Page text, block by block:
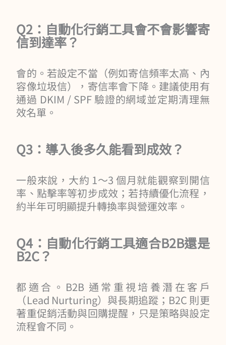
Q2：自動化行銷工具會不會影響寄
信到達率？
會的。若設定不當（例如寄信頻率太高、內
容像垃圾信），寄信率會下降。建議使用有
通過 DKIM / SPF 驗證的網域並定期清理無
效名單。
Q3：導入後多久能看到成效？
一般來說，大約 1～3 個月就能觀察到開信
率、點擊率等初步成效；若持續優化流程，
約半年可明顯提升轉換率與營運效率。
Q4：自動化行銷工具適合B2B還是
B2C？
都適合。B2B 通常重視培養潛在客戶
（Lead Nurturing）與長期追蹤；B2C 則更
著重促銷活動與回購提醒，只是策略與設定
流程會不同。